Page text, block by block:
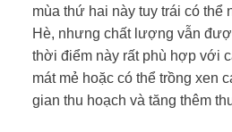
mùa thứ hai này tuy trái có thể
Hè, nhưng chất lượng vẫn
thời điểm này rất phù hợp với
mát mẻ hoặc có thể trồng xen
gian thu hoạch và tăng thêm